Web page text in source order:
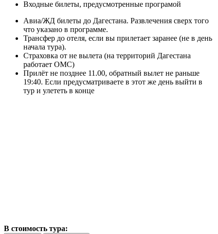
Входные билеты, предусмотренные програмой
Авиа/ЖД билеты до Дагестана. Развлечения сверх того
что указано в программе.
Трансфер до отеля, если вы прилетает заранее (не в день
начала тура).
Страховка от не вылета (на территорий Дагестана
работает ОМС)
Прилёт не позднее 11.00, обратный вылет не раньше
19:40. Если предусматриваете в этот же день выйти в
тур и улететь в конце
В стоимость тура: